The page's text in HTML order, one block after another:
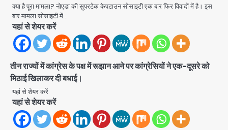
क्या है पूरा मामला? नोएडा की सुपरटेक केपटाउन सोसाइटी एक बार फिर विवादों में है। इस
बार मामला सोसाइटी में…
यहां से शेयर करें
तीन राज्यों में कांग्रेस के पक्ष में रूझान आने पर कांग्रेसियों ने एक-दूसरे को
मिठाई खिलाकर दी बधाई।
यहां से शेयर करें
यहां से शेयर करें
2
ने शुरू की सैंपलिंग जांच
jai hind janab